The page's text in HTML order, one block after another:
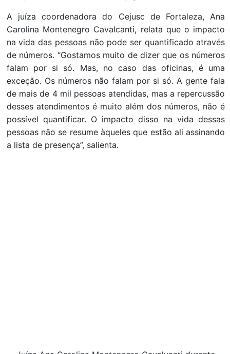
A juíza coordenadora do Cejusc de Fortaleza, Ana
Carolina Montenegro Cavalcanti, relata que o impacto
na vida das pessoas não pode ser quantificado através
de números. “Gostamos muito de dizer que os números
falam por si só. Mas, no caso das oficinas, é uma
exceção. Os números não falam por si só. A gente fala
de mais de 4 mil pessoas atendidas, mas a repercussão
desses atendimentos é muito além dos números, não é
possível quantificar. O impacto disso na vida dessas
pessoas não se resume àqueles que estão ali assinando
a lista de presença”, salienta.